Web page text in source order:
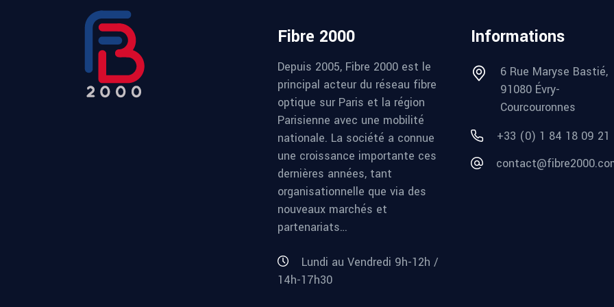
Fibre 2000
Depuis 2005, Fibre 2000 est le
principal acteur du réseau fibre
optique sur Paris et la région
Parisienne avec une mobilité
nationale. La société a connue
une croissance importante ces
dernières années, tant
organisationnelle que via des
nouveaux marchés et
partenariats…
Lundi au Vendredi 9h-12h /
14h-17h30
Informations
6 Rue Maryse Bastié,
91080 Évry-
Courcouronnes
+33 (0) 1 84 18 09 21